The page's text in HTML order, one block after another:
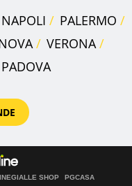
NAPOLI
PALERMO
VERONA
PADOVA
SHOP
PGCASA